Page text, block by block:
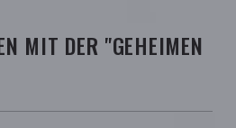
MIT DER "GEHEIMEN